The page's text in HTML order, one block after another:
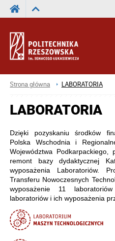
Strona główna LABORATORIA
LABORATORIA
Dzięki pozyskaniu środków
Polska Wschodnia i
Województwa Podkarpackiego,
remont bazy dydaktycznej
wyposażenia Laboratoriów.
Transferu Nowoczesnych
wyposażenie 11
laboratoriów i ich wyposażenia